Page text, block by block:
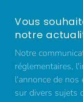
Vous
notre
Notre
réglementaires,
l'annonce de nos
sur divers sujets